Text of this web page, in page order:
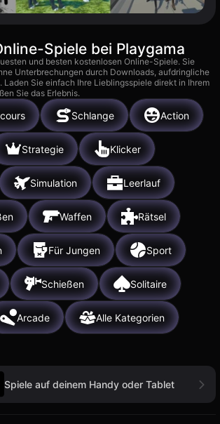
Spiele bei Playgama
und besten kostenlosen Online-Spiele. Sie
Unterbrechungen durch Downloads, aufdringliche
Laden Sie einfach Ihre Lieblingsspiele direkt in Ihrem
Sie das Erlebnis.
Schlange Action
Strategie Klicker
Simulation Leerlauf
Waffen Rätsel
Für Jungen Sport
Schießen Solitaire
Arcade Alle Kategorien
Spiele auf deinem Handy oder Tablet